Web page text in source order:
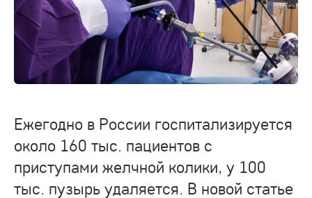
Ежегодно в России госпитализируется
около 160 тыс. пациентов с
приступами желчной колики, у 100
тыс. пузырь удаляется. В новой статье